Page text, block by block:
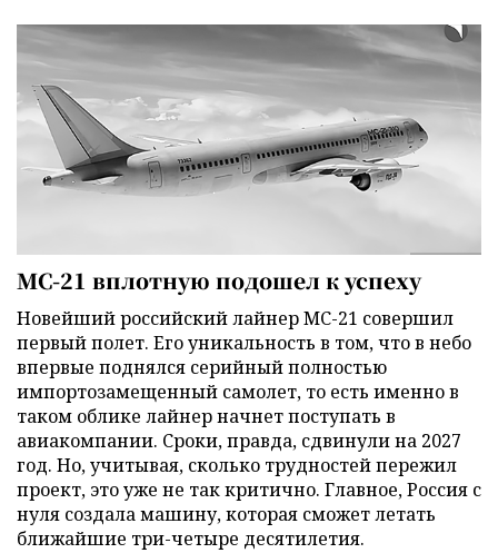
МС-21 вплотную подошел к успеху
Новейший российский лайнер МС-21 совершил
первый полет. Его уникальность в том, что в небо
впервые поднялся серийный полностью
импортозамещенный самолет, то есть именно в
таком облике лайнер начнет поступать в
авиакомпании. Сроки, правда, сдвинули на 2027
год. Но, учитывая, сколько трудностей пережил
проект, это уже не так критично. Главное, Россия с
нуля создала машину, которая сможет летать
ближайшие три-четыре десятилетия.